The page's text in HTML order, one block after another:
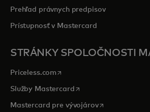
Prehľad právnych predpisov
Prístupnosť v Mastercard
STRÁNKY SPOLOČNOSTI
Priceless.com opens in a new tab
Služby Mastercardopens in a new tab
Mastercard pre vývojárovopens in a new